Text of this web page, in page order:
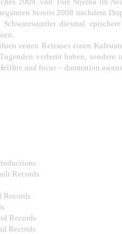
bereits 2008 nachdem
diesmal
ersten Releases einen
verlernt haben, sondern
and focus – damnation
Records
Records
Records
Records